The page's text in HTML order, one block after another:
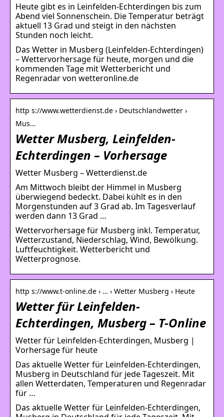
Heute gibt es in Leinfelden-Echterdingen bis zum
Abend viel Sonnenschein. Die Temperatur beträgt
aktuell 13 Grad und steigt in den nächsten
Stunden noch leicht.
Das Wetter in Musberg (Leinfelden-Echterdingen)
– Wettervorhersage für heute, morgen und die
kommenden Tage mit Wetterbericht und
Regenradar von wetteronline.de
http s://www.wetterdienst.de › Deutschlandwetter ›
Mus…
Wetter Musberg, Leinfelden-
Echterdingen – Vorhersage
Wetter Musberg – Wetterdienst.de
Am Mittwoch bleibt der Himmel in Musberg
überwiegend bedeckt. Dabei kühlt es in den
Morgenstunden auf 3 Grad ab. Im Tagesverlauf
werden dann 13 Grad …
Wettervorhersage für Musberg inkl. Temperatur,
Wetterzustand, Niederschlag, Wind, Bewölkung.
Luftfeuchtigkeit. Wetterbericht und
Wetterprognose.
http s://www.t-online.de › … › Wetter Musberg › Heute
Wetter für Leinfelden-
Echterdingen, Musberg – T-Online
Wetter für Leinfelden-Echterdingen, Musberg |
Vorhersage für heute
Das aktuelle Wetter für Leinfelden-Echterdingen,
Musberg in Deutschland für jede Tageszeit. Mit
allen Wetterdaten, Temperaturen und Regenradar
für …
Das aktuelle Wetter für Leinfelden-Echterdingen,